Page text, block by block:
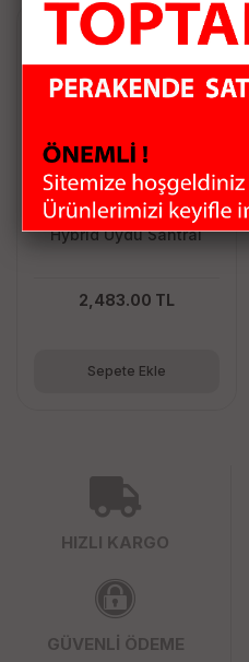
Next SANTRAL YE-10/16
Hybrid Uydu Santral
2,483.00 TL
Sepete Ekle
HIZLI KARGO
GÜVENLİ ÖDEME